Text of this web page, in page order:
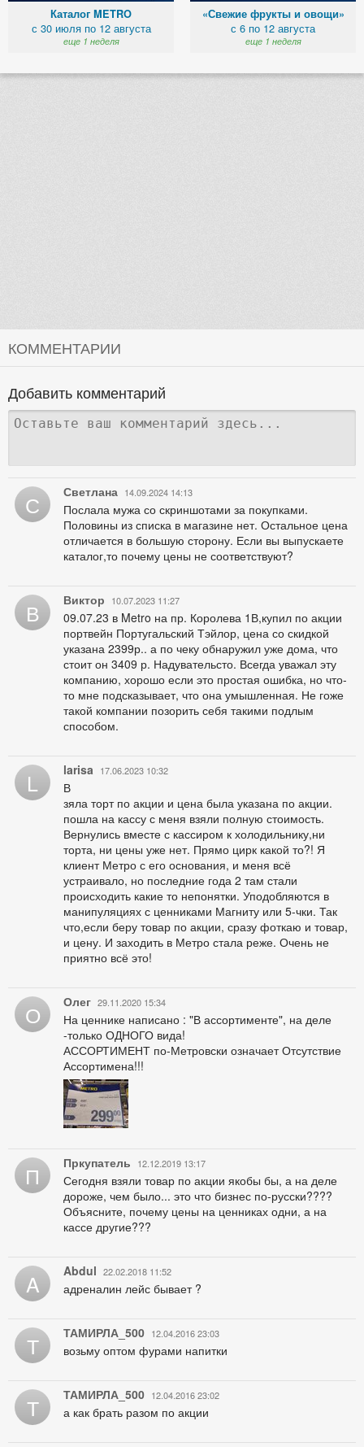
Каталог METRO
с 30 июля по 12 августа
еще 1 неделя
«Свежие фрукты и овощи»
с 6 по 12 августа
еще 1 неделя
КОММЕНТАРИИ
Добавить комментарий
С Светлана 14.09.2024 14:13
Послала мужа со скриншотами за покупками.
Половины из списка в магазине нет. Остальное цена
отличается в большую сторону. Если вы выпускаете
каталог,то почему цены не соответствуют?
В Виктор 10.07.2023 11:27
09.07.23 в Metro на пр. Королева 1В,купил по акции
портвейн Португальский Тэйлор, цена со скидкой
указана 2399р.. а по чеку обнаружил уже дома, что
стоит он 3409 р. Надувательсто. Всегда уважал эту
компанию, хорошо если это простая ошибка, но что-
то мне подсказывает, что она умышленная. Не гоже
такой компании позорить себя такими подлым
способом.
L larisa 17.06.2023 10:32
В
зяла торт по акции и цена была указана по акции.
пошла на кассу с меня взяли полную стоимость.
Вернулись вместе с кассиром к холодильнику,ни
торта, ни цены уже нет. Прямо цирк какой то?! Я
клиент Метро с его основания, и меня всё
устраивало, но последние года 2 там стали
происходить какие то непонятки. Уподобляются в
манипуляциях с ценниками Магниту или 5-чки. Так
что,если беру товар по акции, сразу фоткаю и товар,
и цену. И заходить в Метро стала реже. Очень не
приятно всё это!
О Олег 29.11.2020 15:34
На ценнике написано : "В ассортименте", на деле
-только ОДНОГО вида!
АССОРТИМЕНТ по-Метровски означает Отсутствие
Ассортимена!!!
П Пркупатель 12.12.2019 13:17
Сегодня взяли товар по акции якобы бы, а на деле
дороже, чем было... это что бизнес по-русски????
Объясните, почему цены на ценниках одни, а на
кассе другие???
A Abdul 22.02.2018 11:52
адреналин лейс бывает ?
Т ТАМИРЛА_500 12.04.2016 23:03
возьму оптом фурами напитки
Т ТАМИРЛА_500 12.04.2016 23:02
а как брать разом по акции